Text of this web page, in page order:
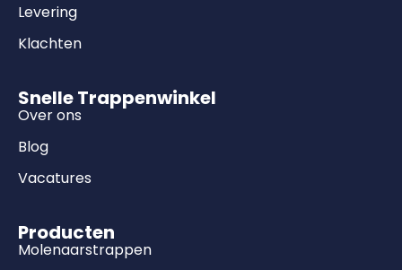
Levering
Klachten
Snelle Trappenwinkel
Over ons
Blog
Vacatures
Producten
Molenaarstrappen